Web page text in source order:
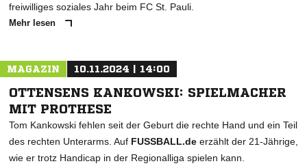
freiwilliges soziales Jahr beim FC St. Pauli.
Mehr lesen
MAGAZIN 10.11.2024 | 14:00
OTTENSENS KANKOWSKI: SPIELMACHER
MIT PROTHESE
Tom Kankowski fehlen seit der Geburt die rechte Hand und ein Teil
des rechten Unterarms. Auf FUSSBALL.de erzählt der 21-Jährige,
wie er trotz Handicap in der Regionalliga spielen kann.